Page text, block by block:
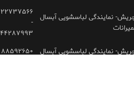
۲۲۷۳۷۵۶۶
-
۴۴۲۸۷۹۹۳
۸۸۵۹۲۶۵۰